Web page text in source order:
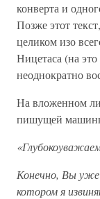
конверта и
Позже этот
целиком изо
Ницетаса (на
неоднократно
На вложенном
пишущей
Конечно, Вы уже
котором я